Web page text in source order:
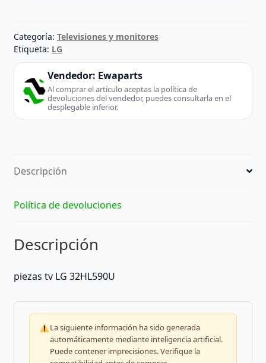
Categoría: Televisiones y monitores
Etiqueta: LG
Vendedor: Ewaparts
Al comprar el artículo aceptas la política de
devoluciones del vendedor, puedes consultarla en el
desplegable inferior.
Descripción
Política de devoluciones
Descripción
piezas tv LG 32HL590U
La siguiente información ha sido generada
automáticamente mediante inteligencia artificial.
Puede contener imprecisiones. Verifique la